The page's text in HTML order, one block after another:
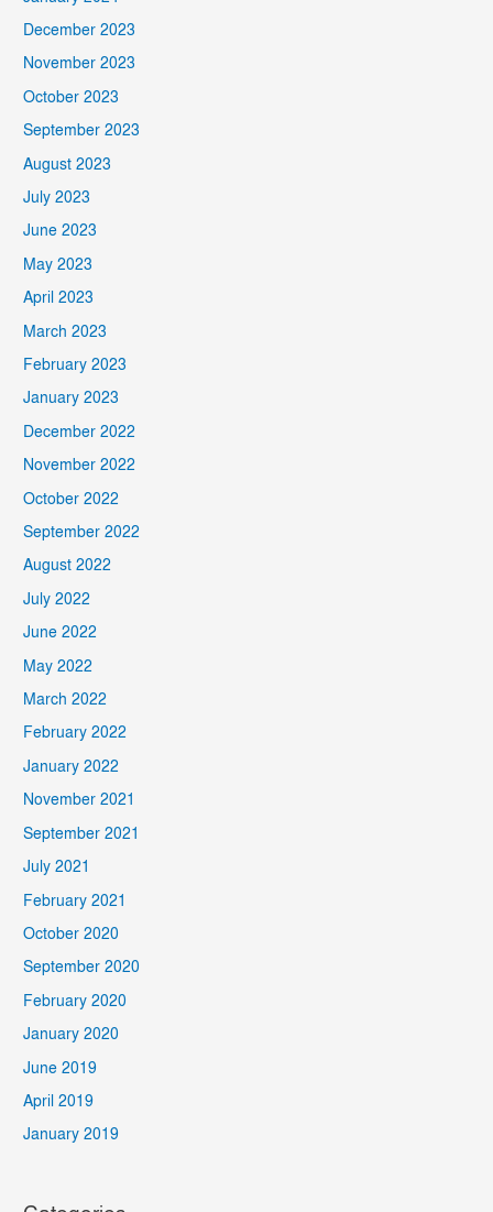
December 2023
November 2023
October 2023
September 2023
August 2023
July 2023
June 2023
May 2023
April 2023
March 2023
February 2023
January 2023
December 2022
November 2022
October 2022
September 2022
August 2022
July 2022
June 2022
May 2022
March 2022
February 2022
January 2022
November 2021
September 2021
July 2021
February 2021
October 2020
September 2020
February 2020
January 2020
June 2019
April 2019
January 2019